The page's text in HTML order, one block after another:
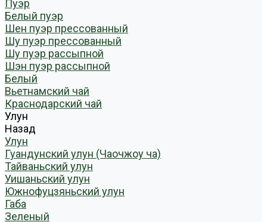
Пуэр
Белый пуэр
Шен пуэр прессованный
Шу пуэр прессованный
Шу пуэр рассыпной
Шэн пуэр рассыпной
Белый
Вьетнамский чай
Краснодарский чай
Улун
Назад
Улун
Гуандунский улун (Чаочжоу ча)
Тайваньский улун
Уишаньский улун
Южнофуцзяньский улун
Габа
Зеленый